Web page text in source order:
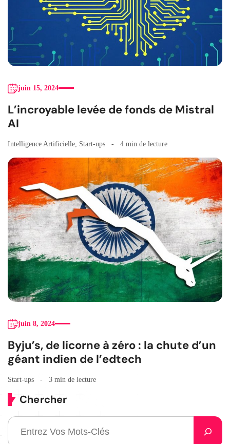
juin 15, 2024
L’incroyable levée de fonds de Mistral
AI
Intelligence Artificielle Start-ups 4 min de lecture
juin 8, 2024
Byju’s, de licorne à zéro : la chute d’un
géant indien de l’edtech
Start-ups 3 min de lecture
Chercher